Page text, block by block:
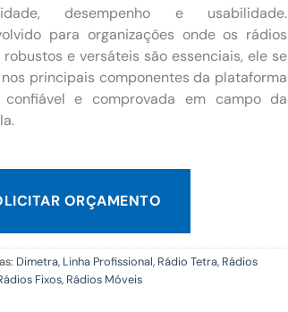
desempenho e usabilidade.
para organizações onde os rádios
robustos e versáteis são essenciais, ele se
principais componentes da plataforma
confiável e comprovada em campo da
ORÇAMENTO
Dimetra, Linha Profissional, Rádio Tetra, Rádios
Fixos, Rádios Móveis